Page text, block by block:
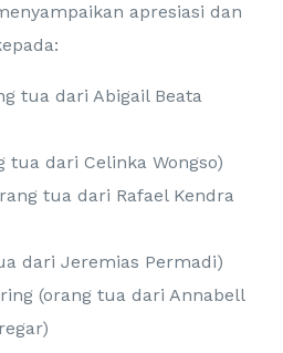
apresiasi dan
tua dari Abigail Beata
tua dari Celinka Wongso)
tua dari Rafael Kendra
dari Jeremias Permadi)
(orang tua dari Annabell